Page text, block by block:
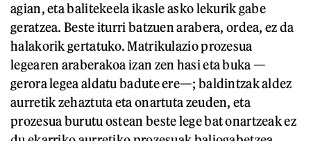
agian, eta balitekeela ikasle asko lekurik gabe
geratzea. Beste iturri batzuen arabera, ordea, ez da
halakorik gertatuko. Matrikulazio prozesua
legearen araberakoa izan zen hasi eta buka —
gerora legea aldatu badute ere—; baldintzak aldez
aurretik zehaztuta eta onartuta zeuden, eta
prozesua burutu ostean beste lege bat onartzeak ez